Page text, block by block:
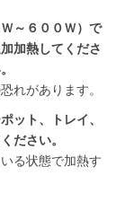
～６００Ｗ）で
加熱してくださ
れがあります。
ット、トレイ、
ださい。
る状態で加熱す